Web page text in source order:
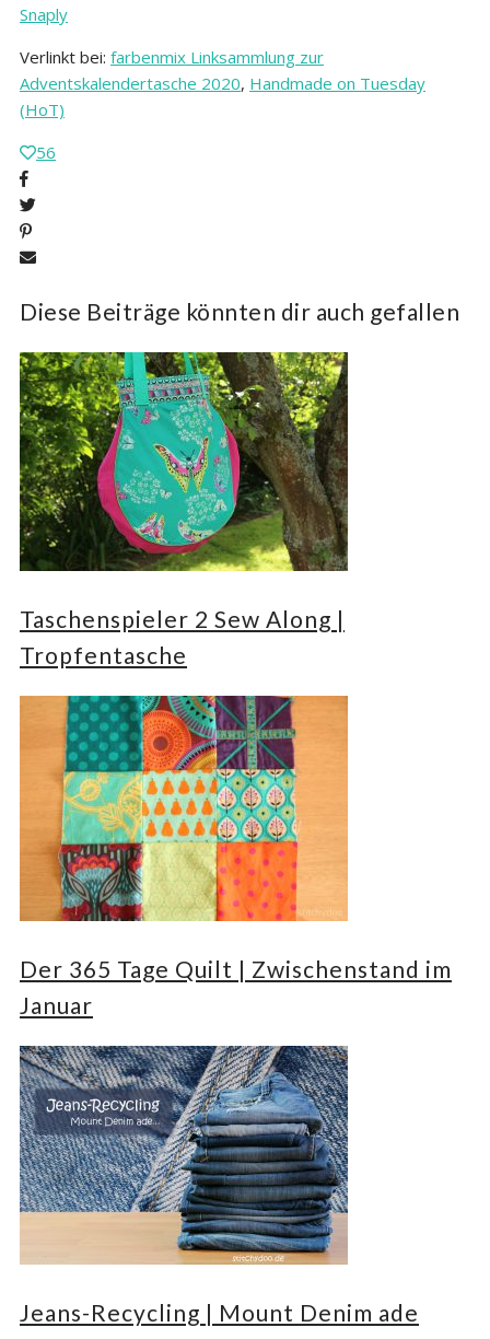
Snaply
Verlinkt bei: farbenmix Linksammlung zur
Adventskalendertasche 2020, Handmade on Tuesday
(HoT)
56
Diese Beiträge könnten dir auch gefallen
Taschenspieler 2 Sew Along |
Tropfentasche
Der 365 Tage Quilt | Zwischenstand im
Januar
Jeans-Recycling | Mount Denim ade